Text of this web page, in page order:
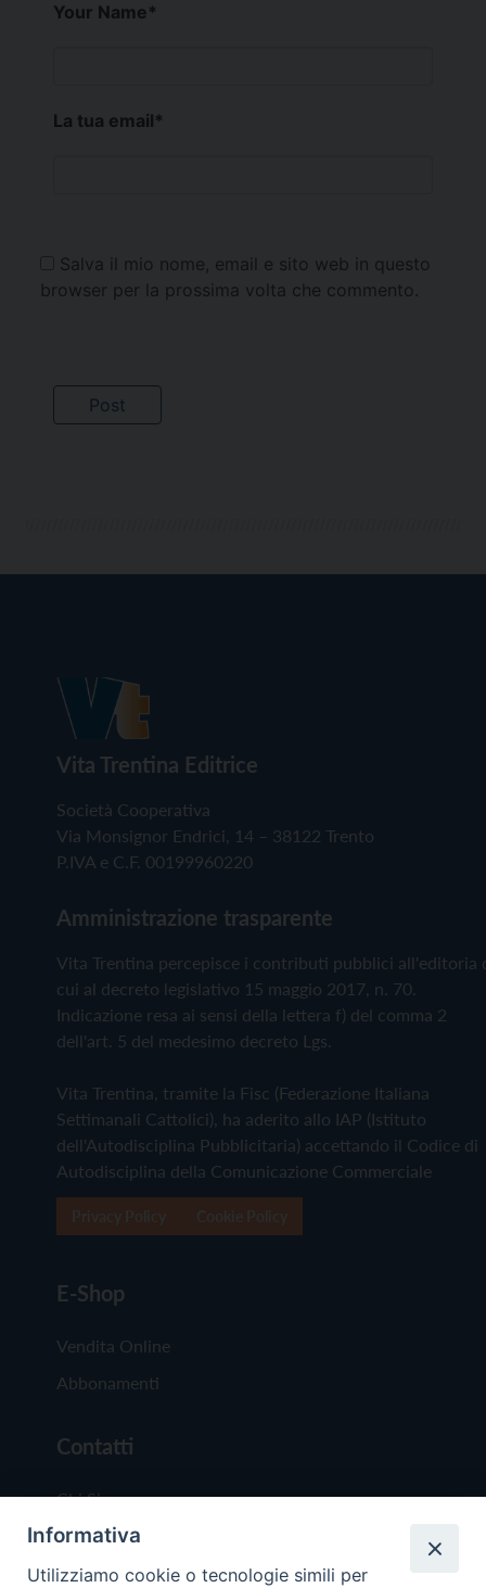
Your Name*
La tua email*
Salva il mio nome, email e sito web in questo
browser per la prossima volta che commento.
Vita Trentina Editrice
Società Cooperativa
Via Monsignor Endrici, 14 – 38122 Trento
P.IVA e C.F. 00199960220
Amministrazione trasparente
Vita Trentina percepisce i contributi pubblici all'editoria
cui al decreto legislativo 15 maggio 2017, n. 70.
Indicazione resa ai sensi della lettera f) del comma 2
dell'art. 5 del medesimo decreto Lgs.
Vita Trentina, tramite la Fisc (Federazione Italiana
Settimanali Cattolici), ha aderito allo IAP (Istituto
dell'Autodisciplina Pubblicitaria) accettando il Codice di
Autodisciplina della Comunicazione Commerciale
E-Shop
Vendita Online
Abbonamenti
Contatti
Chi Siamo
Redazione
Scrivici
Informativa
Utilizziamo cookie o tecnologie simili per